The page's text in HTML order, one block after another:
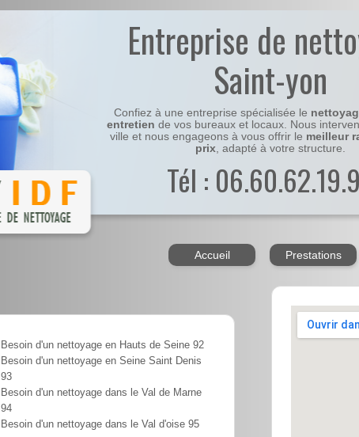
Entreprise de
Saint-yon
Confiez à une entreprise spécialisée le
entretien de vos bureaux et locaux. Nous
ville et nous engageons à vous offrir le meilleur
prix, adapté à votre structure.
Tél :
Accueil Prestations
Besoin d'un nettoyage en Hauts de Seine 92
Besoin d'un nettoyage en Seine Saint Denis
93
Besoin d'un nettoyage dans le Val de Marne
94
Besoin d'un nettoyage dans le Val d'oise 95